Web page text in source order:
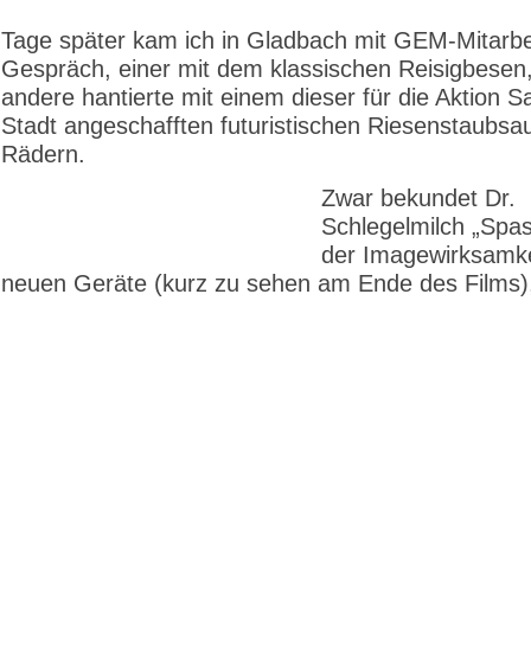
Tage später kam ich in Gladbach mit GEM-
Gespräch, einer mit dem klassischen
andere hantierte mit einem dieser für die Aktion
Stadt angeschafften futuristischen
Rädern.
Zwar bekundet Dr.
Schlegelmilch
der
neuen Geräte (kurz zu sehen am Ende des